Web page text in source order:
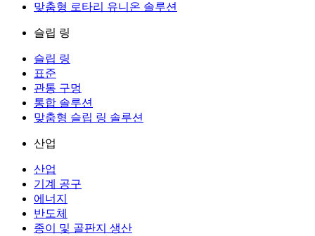
맞춤형 로타리 유니온 솔루션
슬립 링
슬립 링
표준
관통 구멍
통합 솔루션
맞춤형 슬립 링 솔루션
산업
산업
기계 공구
에너지
반도체
종이 및 골판지 생산